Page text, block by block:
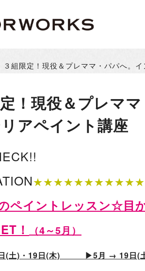
３組限定！現役＆プレママ・パパへ。 イ
！現役＆プレマ
アペイント講座
ペイントレッスン☆目
！
（4～5月）
(土)・19日(木) ▶︎5月 → 19日(